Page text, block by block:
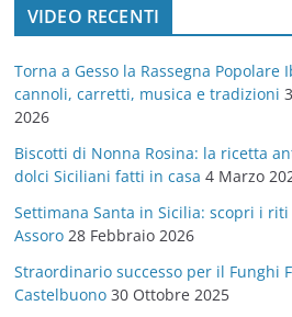
o
r
e
VIDEO RECENTI
Torna a Gesso la Rassegna Popolare
cannoli, carretti, musica e tradizioni
2026
Biscotti di Nonna Rosina: la ricetta
dolci Siciliani fatti in casa 4 Marzo
Settimana Santa in Sicilia: scopri i
Assoro 28 Febbraio 2026
Straordinario successo per il Funghi
Castelbuono 30 Ottobre 2025